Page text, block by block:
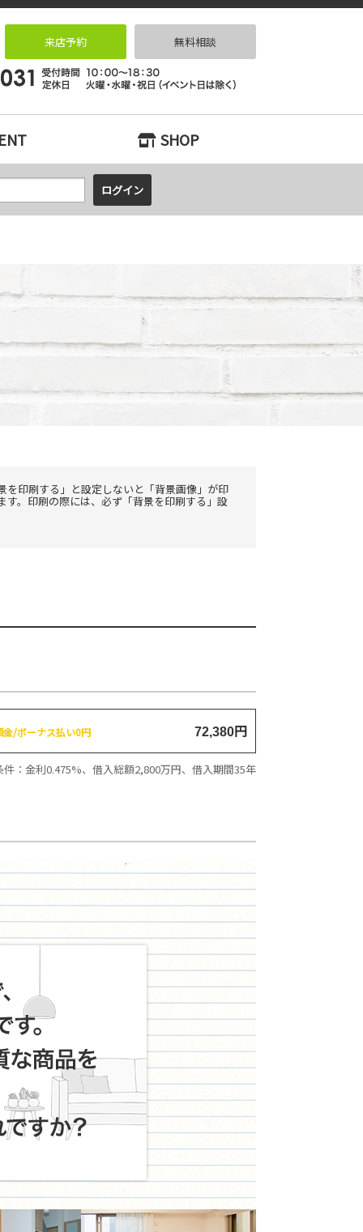
ョン検索とリノベーションなら｜リノベっ家（リノベッチ）KOBE
来店予約 無料相談
SHOP
を印刷する」と設定しないと「背景画像」が印
す。印刷の際には、必ず「背景を印刷する」設
金/ボーナス払い0円 72,380円
：金利0.475%、借入総額2,800万円、借入期間35年